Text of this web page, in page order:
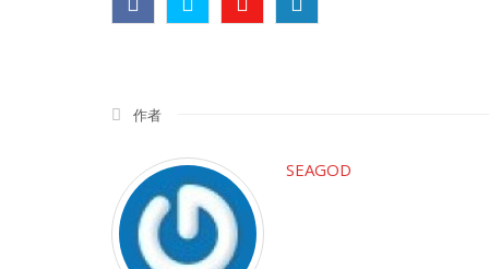
作者
SEAGOD